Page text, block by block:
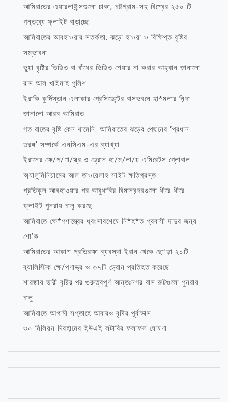
আমিরাতের এয়ারলাইন্সগুলো ঢাকা, চট্টগ্রাম-সহ বিশ্বের ২৫০ টি
গন্তব্যে ফ্লাইট বাড়াচ্ছে
আমিরাতের আবহাওয়ার সতর্কতা: ঝড়ো হাওয়া ও বিক্ষিপ্ত বৃষ্টির
সম্ভাবনা
ভুয়া বৃষ্টির ভিডিও বা বাঁধের ভিডিও শেয়ার না করার আহ্বান জানালো
রাস আল খাইমাহ পুলিশ
ইরাকি কুর্দিস্তান এলাকার প্রেসিডেন্টের বাসভবনে হা*মলার নিন্দা
জানালো আরব আমিরাত
গত রাতের বৃষ্টি কেন থামেনি: আমিরাতের ঝড়ের পেছনের ‘প্রধান
তরঙ্গ’ সম্পর্কে এনসিএম-এর ব্যাখ্যা
ইরানের ক্ষে/প/ণা/স্ত্র ও ড্রোন হা/ম/লা/য় এমিরেটস গ্লোবাল
অ্যালুমিনিয়ামের আল তাওয়েলাহ সাইট ক্ষতিগ্রস্ত
প্রতিকূল আবহাওয়ার পর আবুধাবির বিমানবন্দরগুলো ধীরে ধীরে
ফ্লাইট পুনরায় চালু করছে
আমিরাতে ক্ষে*পণাস্ত্রের ধ্বংসাবশেষে নি*হ*ত প্রবাসী দাদুর জন্য
শো’ক
আমিরাতের আকাশ প্রতিরক্ষা ব্যবস্থা ইরান থেকে ছো’ড়া ২০টি
ব্যালিস্টিক ক্ষে/পণাস্ত্র ও ৩৭টি ড্রোন প্রতিহত করেছে
শারজায় ভারী বৃষ্টির পর গুরুত্বপূর্ণ আন্তঃনগর বাস রুটগুলো পুনরায়
চালু
আমিরাতে আগামী সপ্তাহে আবারও বৃষ্টির পূর্বাভাস
৩০ মিলিয়ন দিরহামের ইউএই লটারির ফলাফল ঘোষণা